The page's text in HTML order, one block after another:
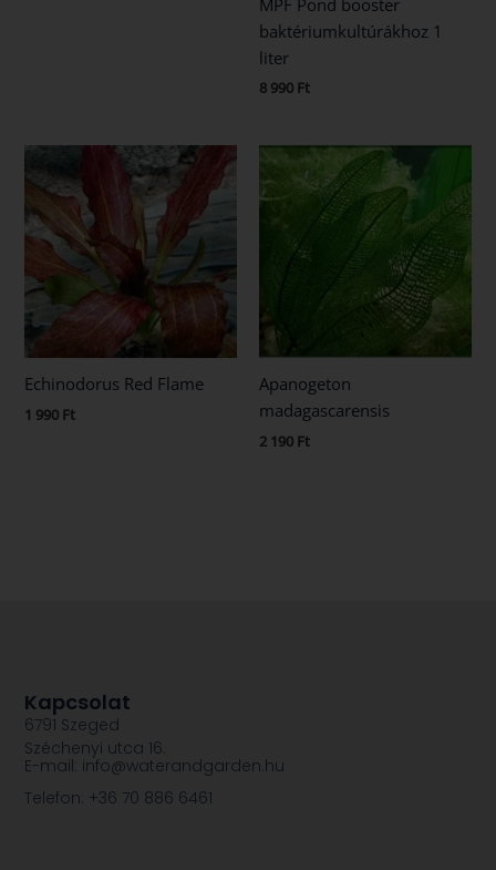
baktériumkultúrákhoz 1
liter
8 990 Ft
Echinodorus Red Flame
1 990 Ft
Apanogeton
madagascarensis
2 190 Ft
Kapcsolat
6791 Szeged
Széchenyi utca 16.
E-mail: info@waterandgarden.hu
Telefon: +36 70 886 6461